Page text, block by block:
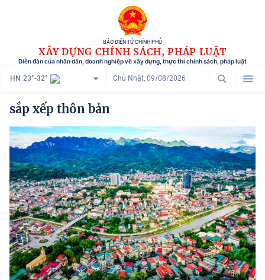
BÁO ĐIỆN TỬ CHÍNH PHỦ
XÂY DỰNG CHÍNH SÁCH, PHÁP LUẬT
Diễn đàn của nhân dân, doanh nghiệp về xây dựng, thực thi chính sách, pháp luật
HN 23°-32° Chủ Nhật, 09/08/2026
Danh mục
Trang chủ
Chính sách mới
Tham vấn chính sách
Người dân góp ý
Doanh nghiệp hiến kế
Chính sách và cuộc sống
Hướng dẫn thực hiện chính sách
sắp xếp thôn bản